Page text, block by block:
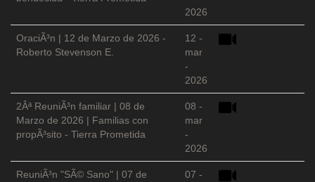
2026
OraciÃ³n | 12 de Marzo de 2026 -
Roberto Stevenson E.
12 -
mar
-
2026
2Âª ReuniÃ³n familiar | 08 de
Marzo de 2026 | Familias con
propÃ³sito - Tierra Prometida
08 -
mar
-
2026
ReuniÃ³n "SÃ© Sano" | 07 de
07 -